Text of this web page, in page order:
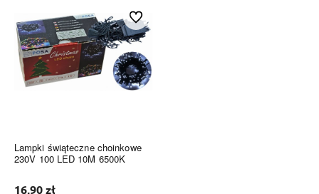
Lampki świąteczne choinkowe
230V 100 LED 10M 6500K
16,90 zł
Do ulubionych